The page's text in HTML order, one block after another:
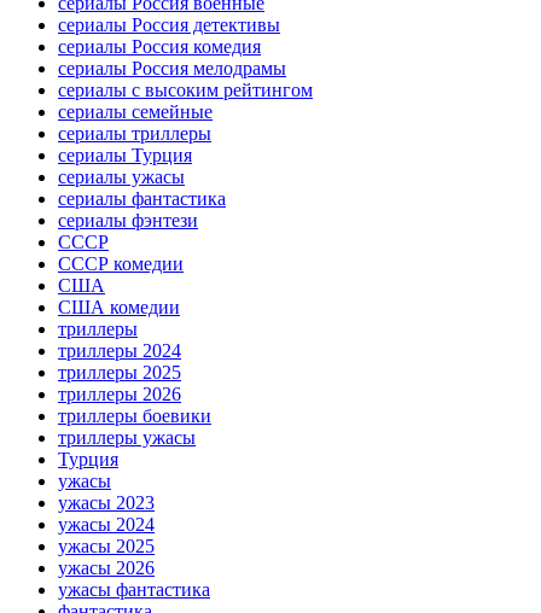
сериалы Россия детективы
сериалы Россия комедия
сериалы Россия мелодрамы
сериалы с высоким рейтингом
сериалы семейные
сериалы триллеры
сериалы Турция
сериалы ужасы
сериалы фантастика
сериалы фэнтези
СССР
СССР комедии
США
США комедии
триллеры
триллеры 2024
триллеры 2025
триллеры 2026
триллеры боевики
триллеры ужасы
Турция
ужасы
ужасы 2023
ужасы 2024
ужасы 2025
ужасы 2026
ужасы фантастика